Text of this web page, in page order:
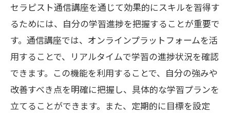
セラピスト通信講座を通じて効果的にスキルを習得す
るためには、自分の学習進捗を把握することが重要で
す。通信講座では、オンラインプラットフォームを活
用することで、リアルタイムで学習の進捗状況を確認
できます。この機能を利用することで、自分の強みや
改善すべき点を明確に把握し、具体的な学習プランを
立てることができます。また、定期的に目標を設定